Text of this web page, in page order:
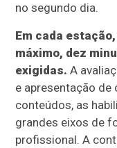
no segundo dia.
Em cada
máximo, dez
exigidas. A
e apresentação
conteúdos, as
grandes eixos de
profissional. A